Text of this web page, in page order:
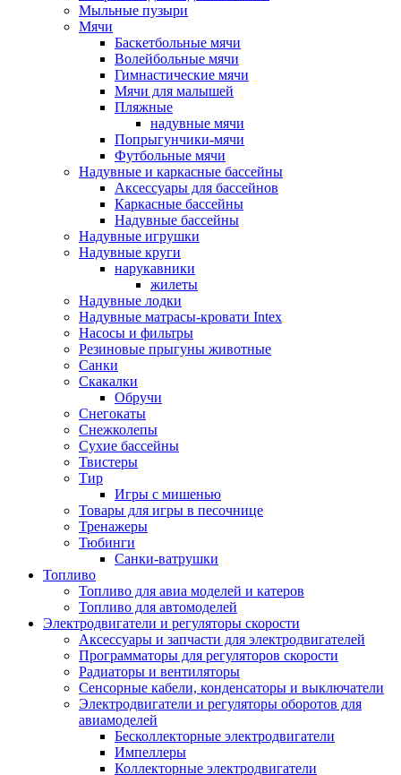
Мыльные пузыри
Мячи
Баскетбольные мячи
Волейбольные мячи
Гимнастические мячи
Мячи для малышей
Пляжные
надувные мячи
Попрыгунчики-мячи
Футбольные мячи
Надувные и каркасные бассейны
Аксессуары для бассейнов
Каркасные бассейны
Надувные бассейны
Надувные игрушки
Надувные круги
нарукавники
жилеты
Надувные лодки
Надувные матрасы-кровати Intex
Насосы и фильтры
Резиновые прыгуны животные
Санки
Скакалки
Обручи
Снегокаты
Снежколепы
Сухие бассейны
Твистеры
Тир
Игры с мишенью
Товары для игры в песочнице
Тренажеры
Тюбинги
Санки-ватрушки
Топливо
Топливо для авиа моделей и катеров
Топливо для автомоделей
Электродвигатели и регуляторы скорости
Аксессуары и запчасти для электродвигателей
Программаторы для регуляторов скорости
Радиаторы и вентиляторы
Сенсорные кабели, конденсаторы и выключатели
Электродвигатели и регуляторы оборотов для
авиамоделей
Бесколлекторные электродвигатели
Импеллеры
Коллекторные электродвигатели